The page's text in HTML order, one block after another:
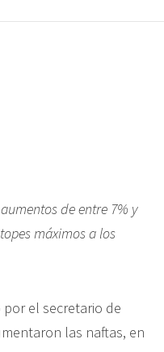
de entre 7% y
máximos a los
el secretario de
las naftas, en